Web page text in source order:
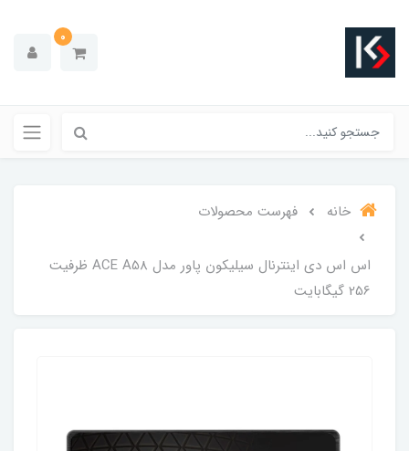
0
خانه فهرست محصولات
اس اس دی اینترنال سیلیکون پاور مدل ACE A58 ظرفیت
256 گیگابایت